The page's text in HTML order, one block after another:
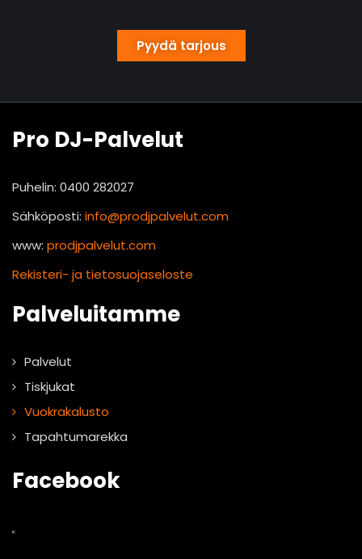
Pyydä tarjous
Pro DJ-Palvelut
Puhelin: 0400 282027
Sähköposti: info@prodjpalvelut.com
www: prodjpalvelut.com
Rekisteri- ja tietosuojaseloste
Palveluitamme
Palvelut
Tiskjukat
Vuokrakalusto
Tapahtumarekka
Facebook